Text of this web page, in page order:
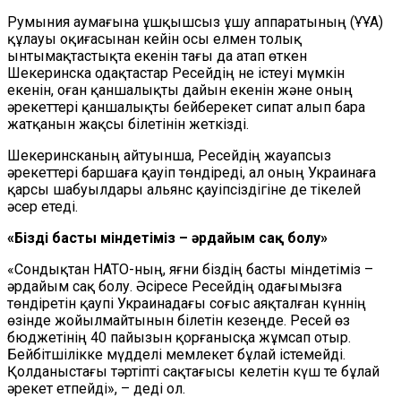
Румыния аумағына ұшқышсыз ұшу аппаратының (ҰҰА)
құлауы оқиғасынан кейін осы елмен толық
ынтымақтастықта екенін тағы да атап өткен
Шекеринска одақтастар Ресейдің не істеуі мүмкін
екенін, оған қаншалықты дайын екенін және оның
әрекеттері қаншалықты бейберекет сипат алып бара
жатқанын жақсы білетінін жеткізді.
Шекеринсканың айтуынша, Ресейдің жауапсыз
әрекеттері баршаға қауіп төндіреді, ал оның Украинаға
қарсы шабуылдары альянс қауіпсіздігіне де тікелей
әсер етеді.
«Біздің басты міндетіміз – әрдайым сақ болу»
«Сондықтан НАТО-ның, яғни біздің басты міндетіміз –
әрдайым сақ болу. Әсіресе Ресейдің одағымызға
төндіретін қаупі Украинадағы соғыс аяқталған күннің
өзінде жойылмайтынын білетін кезеңде. Ресей өз
бюджетінің 40 пайызын қорғанысқа жұмсап отыр.
Бейбітшілікке мүдделі мемлекет бұлай істемейді.
Қолданыстағы тәртіпті сақтағысы келетін күш те бұлай
әрекет етпейді», – деді ол.